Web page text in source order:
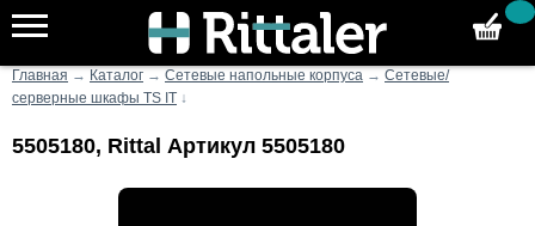
Главная → Каталог → Сетевые напольные корпуса → Сетевые/
серверные шкафы TS IT
↓
5505180, Rittal Артикул 5505180